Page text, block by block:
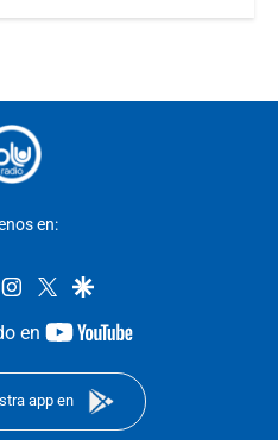
en:
instagram
twittergoogle
en
youtube-
app en